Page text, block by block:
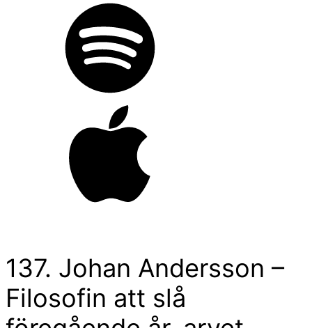
137. Johan Andersson –
Filosofin att slå